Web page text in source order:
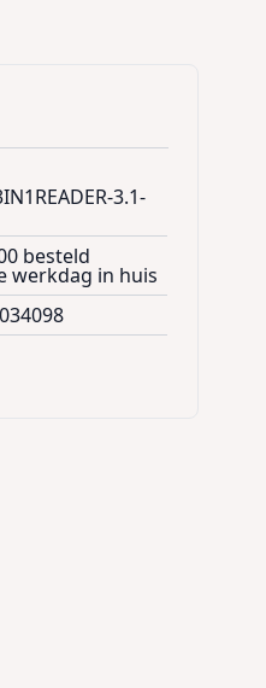
3.1-
besteld
werkdag in huis